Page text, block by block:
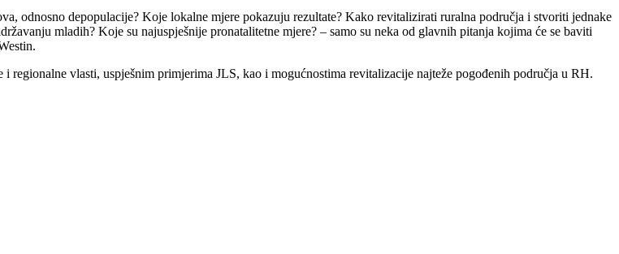
odnosno depopulacije? Koje lokalne mjere pokazuju rezultate? Kako revitalizirati ruralna područja i stvoriti jednake
mladih? Koje su najuspješnije pronatalitetne mjere? – samo su neka od glavnih pitanja kojima će se baviti
vlasti, uspješnim primjerima JLS, kao i mogućnostima revitalizacije najteže pogođenih područja u RH.